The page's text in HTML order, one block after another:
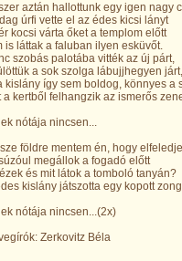
aztán hallottunk egy igen nagy
úrfi vette el az édes kicsi lányt
kocsi várta őket a templom előtt
is láttak a faluban ilyen esküvőt.
szobás palotába vitték az új párt,
a sok szolga lábujjhegyen járt,
kislány így sem boldog, könnyes a
a kertből felhangzik az ismerős
nótája nincsen...
földre mentem én, hogy
megállok a fogadó előtt
és mit látok a tomboló tanyán?
kislány játszotta egy kopott
nótája nincsen...(2x)
Zerkovitz Béla